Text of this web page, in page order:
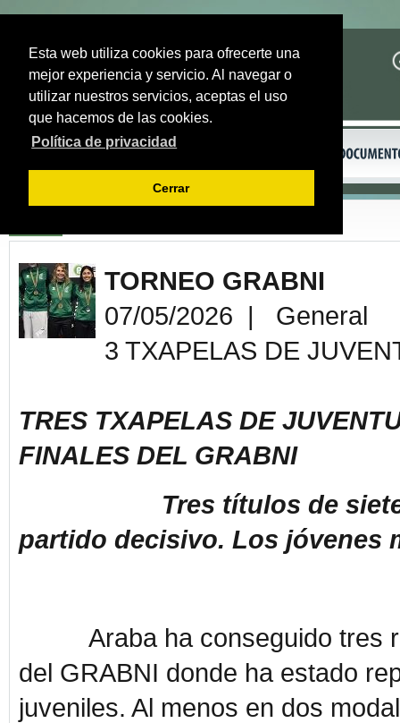
Esta web utiliza cookies para ofrecerte una
mejor experiencia y servicio. Al navegar o
utilizar nuestros servicios, aceptas el uso
que hacemos de las cookies.
Política de privacidad
Cerrar
TORNEO GRABNI
07/05/2026 | General
3 TXAPELAS DE
TRES TXAPELAS DE
FINALES DEL GRABNI
Tres títulos de siete
partido decisivo. Los jóvenes
Araba ha conseguido tres
del GRABNI donde ha estado
juveniles. Al menos en dos